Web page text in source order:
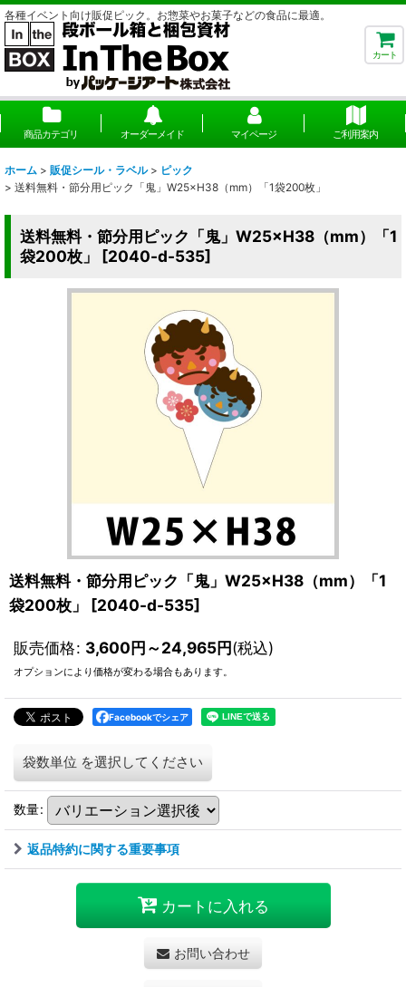
各種イベント向け販促ピック。お惣菜やお菓子などの食品に最適。
カート
商品カテゴリ オーダーメイド マイページ ご利用案内
ホーム > 販促シール・ラベル > ピック
> 送料無料・節分用ピック「鬼」W25×H38（mm）「1袋200枚」
送料無料・節分用ピック「鬼」W25×H38（mm）「1
袋200枚」
[2040-d-535]
送料無料・節分用ピック「鬼」W25×H38（mm）「1
袋200枚」
[2040-d-535]
販売価格: 3,600円～24,965円(税込)
オプションにより価格が変わる場合もあります。
Facebookでシェア
袋数単位 を選択してください
数量:
返品特約に関する重要事項
カートに入れる
お問い合わせ